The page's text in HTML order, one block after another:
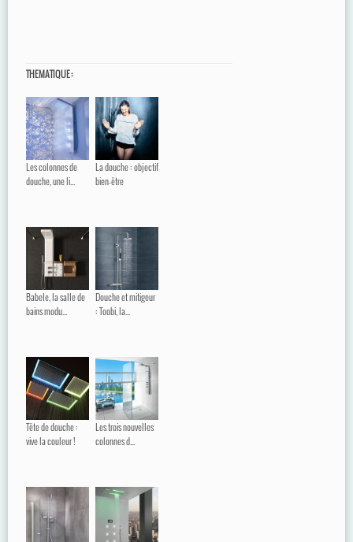
THEMATIQUE :
Les colonnes de
douche, une li...
La douche : objectif
bien-être
Babele, la salle de
bains modu...
Douche et mitigeur
: Toobi, la...
Tête de douche :
vive la couleur !
Les trois nouvelles
colonnes d...